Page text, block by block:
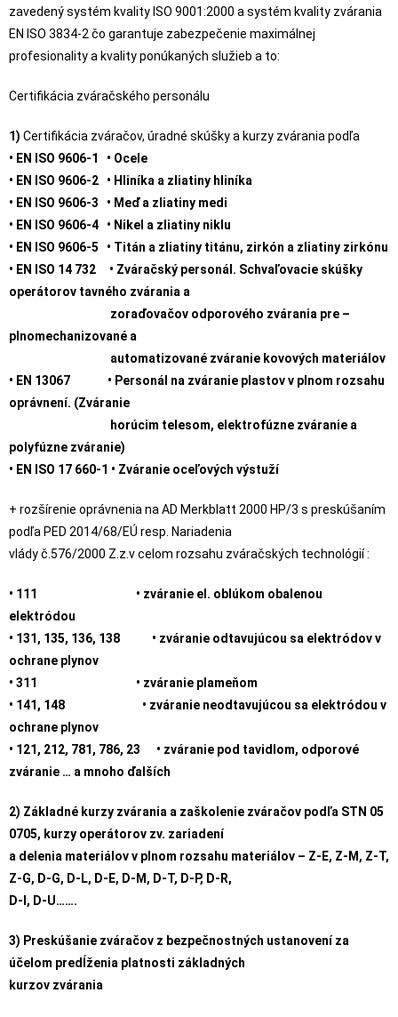
zavedený systém kvality ISO 9001:2000 a systém kvality zvárania
EN ISO 3834-2 čo garantuje zabezpečenie maximálnej
profesionality a kvality ponúkaných služieb a to:
Certifikácia zváračského personálu
1) Certifikácia zváračov, úradné skúšky a kurzy zvárania podľa
• EN ISO 9606-1 • Ocele
• EN ISO 9606-2 • Hliníka a zliatiny hliníka
• EN ISO 9606-3 • Meď a zliatiny medi
• EN ISO 9606-4 • Nikel a zliatiny niklu
• EN ISO 9606-5 • Titán a zliatiny titánu, zirkón a zliatiny zirkónu
• EN ISO 14 732 • Zváračský personál. Schvaľovacie skúšky
operátorov tavného zvárania a
zoraďovačov odporového zvárania pre –
plnomechanizované a
automatizované zváranie kovových materiálov
• EN 13067 • Personál na zváranie plastov v plnom rozsahu
oprávnení. (Zváranie
horúcim telesom, elektrofúzne zváranie a
polyfúzne zváranie)
• EN ISO 17 660-1 • Zváranie oceľových výstuží
+ rozšírenie oprávnenia na AD Merkblatt 2000 HP/3 s preskúšaním
podľa PED 2014/68/EÚ resp. Nariadenia
vlády č.576/2000 Z.z.v celom rozsahu zváračských technológií :
• 111 • zváranie el. oblúkom obalenou
elektródou
• 131, 135, 136, 138 • zváranie odtavujúcou sa elektródov v
ochrane plynov
• 311 • zváranie plameňom
• 141, 148 • zváranie neodtavujúcou sa elektródou v
ochrane plynov
• 121, 212, 781, 786, 23 • zváranie pod tavidlom, odporové
zváranie … a mnoho ďalších
2) Základné kurzy zvárania a zaškolenie zváračov podľa STN 05
0705, kurzy operátorov zv. zariadení
a delenia materiálov v plnom rozsahu materiálov – Z-E, Z-M, Z-T,
Z-G, D-G, D-L, D-E, D-M, D-T, D-P, D-R,
D-I, D-U…….
3) Preskúšanie zváračov z bezpečnostných ustanovení za
účelom predĺženia platnosti základných
kurzov zvárania